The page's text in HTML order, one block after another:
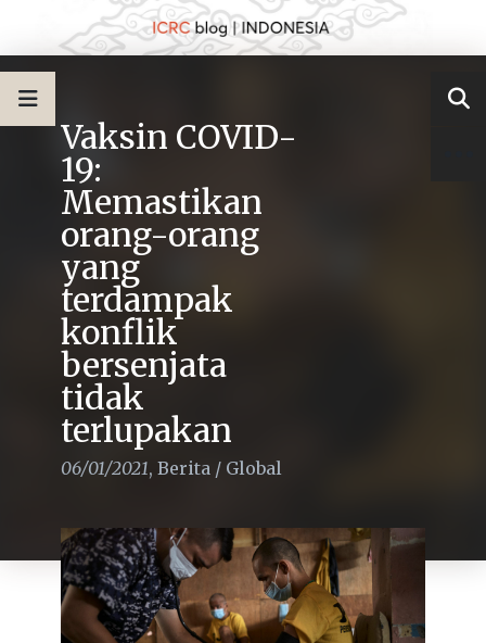
Vaksin COVID-
19:
Memastikan
orang-orang
yang
terdampak
konflik
bersenjata
tidak
terlupakan
06/01/2021, Berita / Global